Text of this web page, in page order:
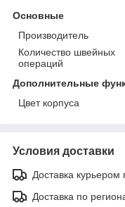
Основные
Производитель
Количество швейных
операций
Дополнительные
Цвет корпуса
Условия доставки
Доставка
Доставка по